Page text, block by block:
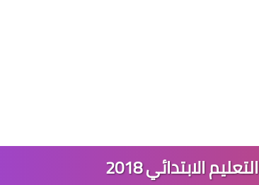
الابتدائي 2018